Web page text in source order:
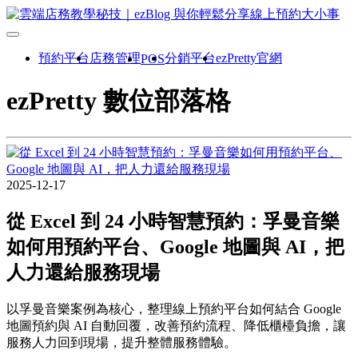
預約平台 店務管理POS分銷平台ezPretty官網
ezPretty 數位部落格
2025-12-17
從 Excel 到 24 小時智慧預約：孚曼音樂
如何用預約平台、Google 地圖與 AI，把
人力還給服務現場
以孚曼音樂案例為核心，整理線上預約平台如何結合 Google
地圖預約與 AI 自動回覆，改善預約流程、降低櫃檯負擔，讓
服務人力回到現場，提升整體服務體驗。